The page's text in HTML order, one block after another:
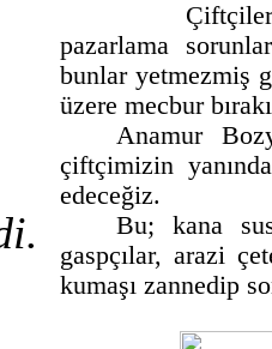
pazarlama
bunlar yetmezmiş
üzere mecbur
Anamur
çiftçimizin
edeceğiz.
Bu; kana
gaspçılar, arazi
kumaşı zannedip